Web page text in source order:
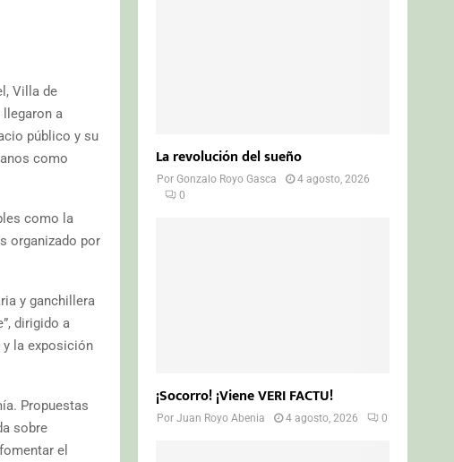
Villa de
a
público y su
como
como la
organizado por
y ganchillera
dirigido a
y la exposición
Propuestas
sobre
el
La revolución del sueño
PorGonzalo Royo Gasca
4 agosto, 2026
0
¡Socorro! ¡Viene VERI FACTU!
PorJuan Royo Abenia 4 agosto, 2026 0